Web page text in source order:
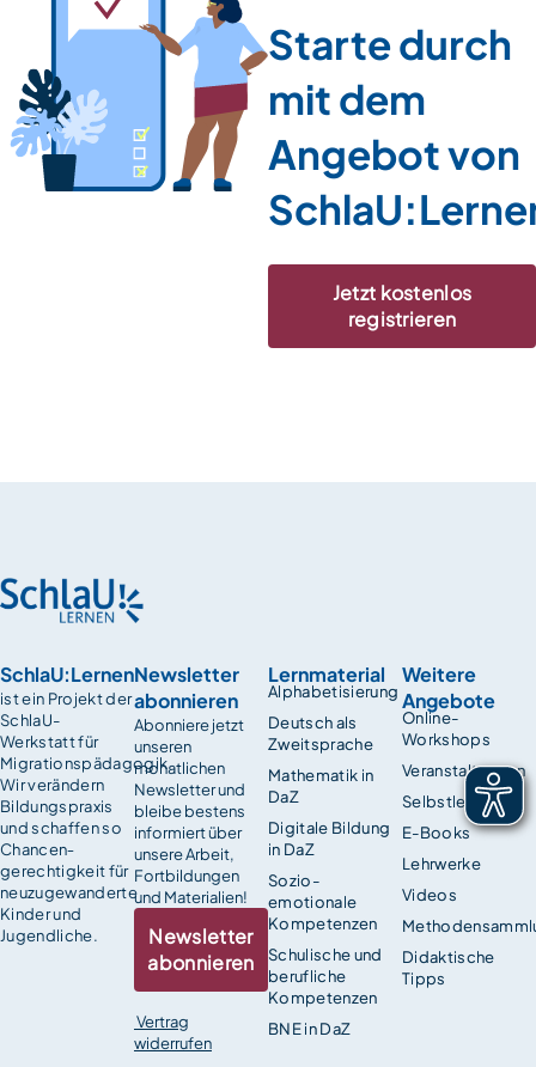
Starte durch
mit dem
Angebot von
Jetzt kostenlos
registrieren
SchlaU:Lernen
ist ein Projekt der
SchlaU-
Werkstatt für
Migrationspädagogik.
Wir verändern
Bildungspraxis
und schaffen so
Chancen­
gerechtigkeit für
neuzugewanderte
Kinder und
Jugendliche.
Lernmaterial
Alphabetisierung
Deutsch als
Zweitsprache
Mathematik in
DaZ
Digitale Bildung
in DaZ
Sozio-
emotionale
Kompetenzen
Schulische und
berufliche
Kompetenzen
BNE in DaZ
Weitere
Angebote
Online-
Workshops
Veranstaltungen
Selbstlernkurse
E-Books
Lehrwerke
Videos
Didaktische
Tipps
Newsletter
abonnieren
Abonniere jetzt
unseren
monatlichen
Newsletter und
bleibe bestens
informiert über
unsere Arbeit,
Fortbildungen
und Materialien!
Newsletter
abonnieren
Vertrag
widerrufen